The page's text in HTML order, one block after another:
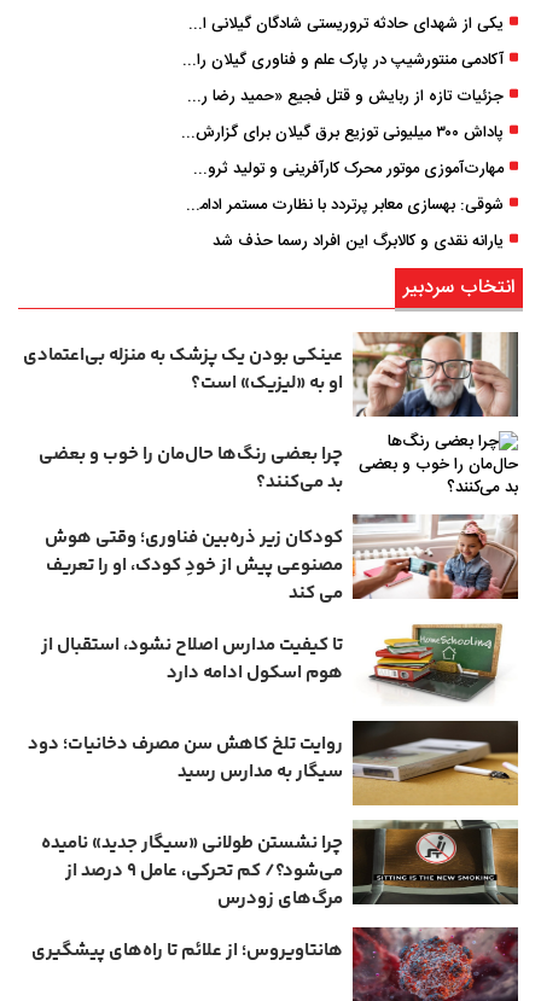
یکی از شهدای حادثه تروریستی شادگان گیلانی است/ شهادت «سینا سیاه‌ نژاد» در درگیری با اشرار مسلح
آکادمی منتورشیپ در پارک علم و فناوری گیلان راه‌اندازی شد
جزئیات تازه از ربایش و قتل فجیع «حمید رضا رجب زاده» مداح جوان تهرانی؛ ۴ متهم بازداشت شدند
پاداش ۳۰۰ میلیونی توزیع برق گیلان برای گزارش ماینرهای غیرمجاز
مهارت‌آموزی موتور محرک کارآفرینی و تولید ثروت است
شوقی: بهسازی معابر پرتردد با نظارت مستمر ادامه دارد
یارانه نقدی و کالابرگ این افراد رسما حذف شد
انتخاب سردبیر
عینکی‌ بودن یک پزشک به منزله بی‌اعتمادی
او به «لیزیک» است؟
چرا بعضی رنگ‌ها حال‌مان را خوب و بعضی
بد می‌کنند؟
کودکان زیر ذره‌بین فناوری؛ وقتی هوش
مصنوعی پیش از خودِ کودک، او را تعریف
می ‌کند
تا کیفیت مدارس اصلاح نشود، استقبال از
هوم ‌اسکول ادامه دارد
روایت تلخ کاهش سن مصرف دخانیات؛ دود
سیگار به مدارس رسید
چرا نشستن طولانی «سیگار جدید» نامیده
می‌شود؟/ کم‌ تحرکی، عامل ۹ درصد از
مرگ‌های زودرس
هانتاویروس؛ از علائم تا راه‌های پیشگیری